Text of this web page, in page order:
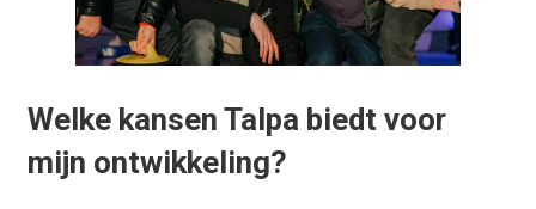
Welke kansen Talpa biedt voor
mijn ontwikkeling?